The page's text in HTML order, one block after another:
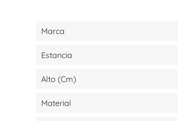
Marca
Estancia
Alto (cm)
Material